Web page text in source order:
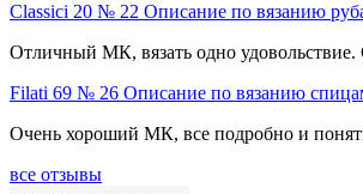
Classici 20 № 22 Описание по вязанию
Отличный МК, вязать одно удовольствие.
Filati 69 № 26 Описание по вязанию
Очень хороший МК, все подробно и
все отзывы